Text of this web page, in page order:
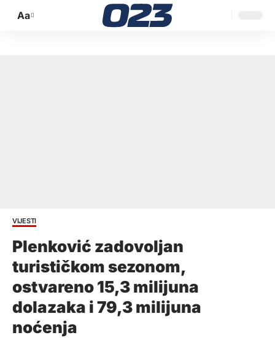
Promijeni
Aa
VIJESTI
Plenković zadovoljan
turističkom sezonom,
ostvareno 15,3 milijuna
dolazaka i 79,3 milijuna
noćenja